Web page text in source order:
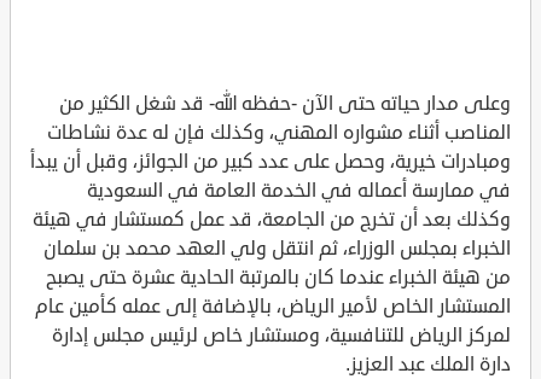
وعلى مدار حياته حتى الآن -حفظه الله- قد شغل الكثير من
المناصب أثناء مشواره المهني، وكذلك فإن له عدة نشاطات
ومبادرات خيرية، وحصل على عدد كبير من الجوائز، وقبل أن يبدأ
في ممارسة أعماله في الخدمة العامة في السعودية
وكذلك بعد أن تخرج من الجامعة، قد عمل كمستشار في هيئة
الخبراء بمجلس الوزراء، ثم انتقل ولي العهد محمد بن سلمان
من هيئة الخبراء عندما كان بالمرتبة الحادية عشرة حتى يصبح
المستشار الخاص لأمير الرياض، بالإضافة إلى عمله كأمين عام
لمركز الرياض للتنافسية، ومستشار خاص لرئيس مجلس إدارة
دارة الملك عبد العزيز.